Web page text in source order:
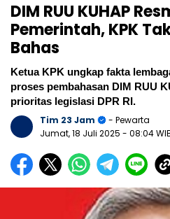
DIM RUU KUHAP
Pemerintah, KPK
Bahas
Ketua KPK ungkap fakta
proses pembahasan DIM RUU
prioritas legislasi DPR RI.
Tim 23 Jam
- Pewarta
Jumat, 18 Juli 2025 - 08:04